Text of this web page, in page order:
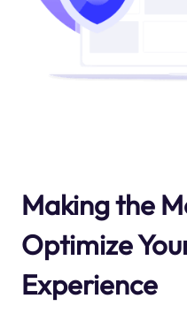
Making the
Optimize
Experience